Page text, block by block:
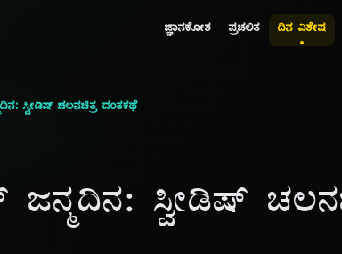
ಜ್ಞಾನಕೋಶ ಪ್ರಚಲಿತ ದಿನ ವಿಶೇಷ
ಸ್ವೀಡಿಷ್ ಚಲನಚಿತ್ರ ದಂತಕಥೆ
ಸ್ವೀಡಿಷ್